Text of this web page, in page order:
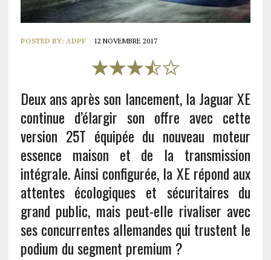
POSTED BY: ADPF 12 NOVEMBRE 2017
Deux ans après son lancement, la Jaguar XE
continue d’élargir son offre avec cette
version 25T équipée du nouveau moteur
essence maison et de la transmission
intégrale. Ainsi configurée, la XE répond aux
attentes écologiques et sécuritaires du
grand public, mais peut-elle rivaliser avec
ses concurrentes allemandes qui trustent le
podium du segment premium ?